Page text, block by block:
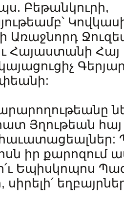
Բեթանկուրի,
Առաջնորդ
Հայաստանի Հայ
Յղութեան հայ
իր քարոզում
Եպիսկոպոս
սիրելի՛